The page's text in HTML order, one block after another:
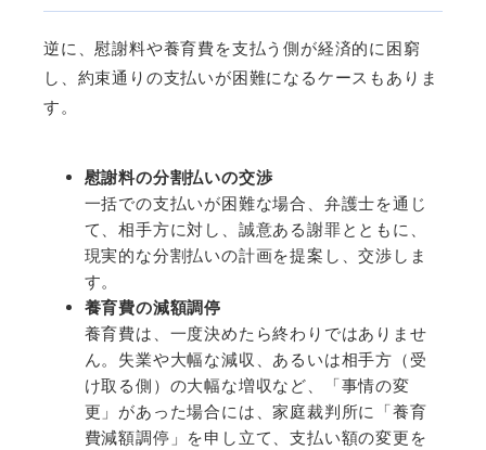
逆に、慰謝料や養育費を支払う側が経済的に困窮
し、約束通りの支払いが困難になるケースもありま
す。
慰謝料の分割払いの交渉
一括での支払いが困難な場合、弁護士を通じ
て、相手方に対し、誠意ある謝罪とともに、
現実的な分割払いの計画を提案し、交渉しま
す。
養育費の減額調停
養育費は、一度決めたら終わりではありませ
ん。失業や大幅な減収、あるいは相手方（受
け取る側）の大幅な増収など、「事情の変
更」があった場合には、家庭裁判所に「養育
費減額調停」を申し立て、支払い額の変更を